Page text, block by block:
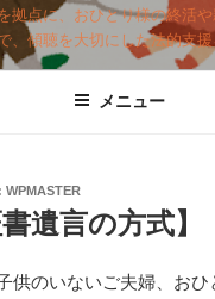
拠点に、おひとり様の終活
、傾聴を大切にした法的支
メニュー
WPMASTER
遺言の方式】
供のいないご夫婦、お